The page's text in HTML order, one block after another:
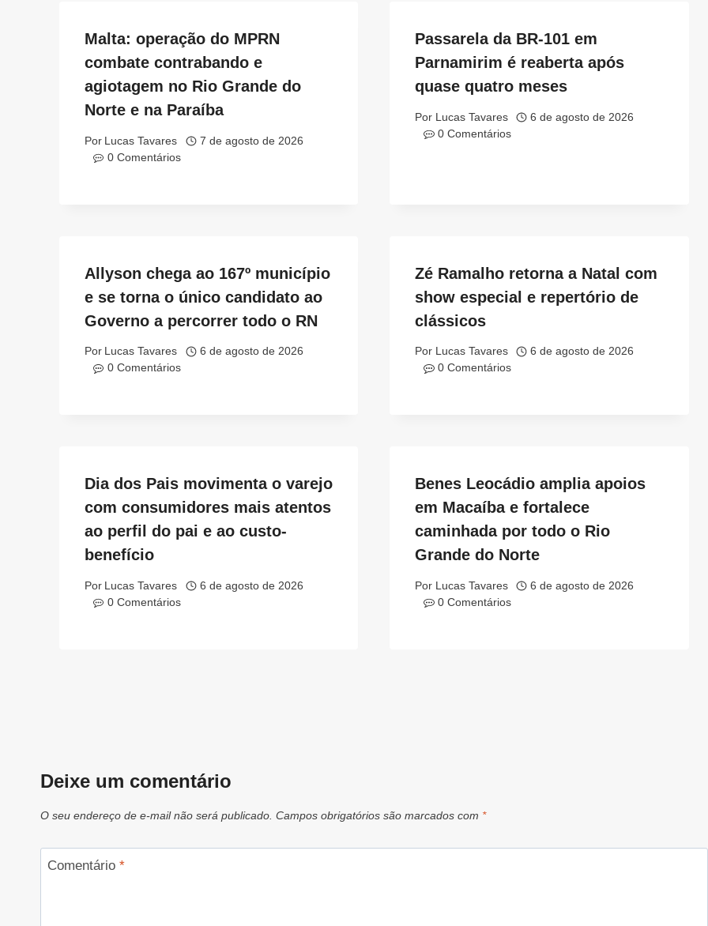
Malta: operação do MPRN
combate contrabando e
agiotagem no Rio Grande do
Norte e na Paraíba
Por Lucas Tavares
7 de agosto de 2026
0 Comentários
Passarela da BR-101 em
Parnamirim é reaberta após
quase quatro meses
Por Lucas Tavares
6 de agosto de 2026
0 Comentários
Allyson chega ao 167º município
e se torna o único candidato ao
Governo a percorrer todo o RN
Por Lucas Tavares
6 de agosto de 2026
0 Comentários
Zé Ramalho retorna a Natal com
show especial e repertório de
clássicos
Por Lucas Tavares
6 de agosto de 2026
0 Comentários
Dia dos Pais movimenta o varejo
com consumidores mais atentos
ao perfil do pai e ao custo-
benefício
Por Lucas Tavares
6 de agosto de 2026
0 Comentários
Benes Leocádio amplia apoios
em Macaíba e fortalece
caminhada por todo o Rio
Grande do Norte
Por Lucas Tavares
6 de agosto de 2026
0 Comentários
Deixe um comentário
O seu endereço de e-mail não será publicado. Campos obrigatórios são marcados com *
Comentário *